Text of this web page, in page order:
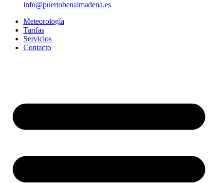
info@puertobenalmadena.es
Meteorología
Tarifas
Servicios
Contacto